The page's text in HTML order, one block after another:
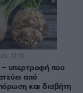
– υπερτροφή που
από
και διαβήτη
17:19